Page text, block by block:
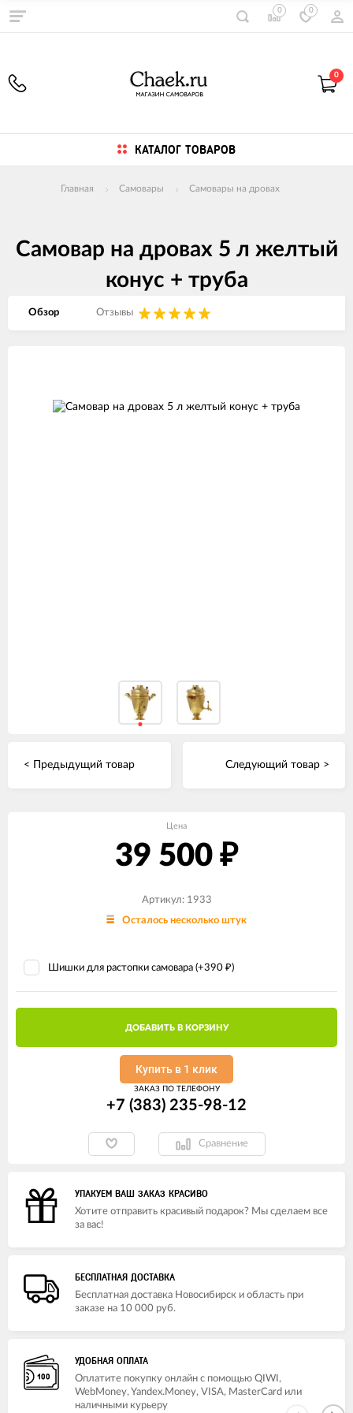
0 0
0
КАТАЛОГ ТОВАРОВ
Главная Самовары Самовары на дровах
Самовар на дровах 5 л желтый
конус + труба
Обзор Отзывы
< Предыдущий товар Следующий товар >
Цена
39 500 ₽
Артикул: 1933
Осталось несколько штук
Шишки для растопки самовара (+390 ₽)
ДОБАВИТЬ В КОРЗИНУ
Купить в 1 клик
ЗАКАЗ ПО ТЕЛЕФОНУ
+7 (383) 235-98-12
Сравнение
УПАКУЕМ ВАШ ЗАКАЗ КРАСИВО
Хотите отправить красивый подарок? Мы сделаем все
за вас!
БЕСПЛАТНАЯ ДОСТАВКА
Бесплатная доставка Новосибирск и область при
заказе на 10 000 руб.
УДОБНАЯ ОПЛАТА
Оплатите покупку онлайн с помощью QIWI,
WebMoney, Yandex.Money, VISA, MasterCard или
наличными курьеру